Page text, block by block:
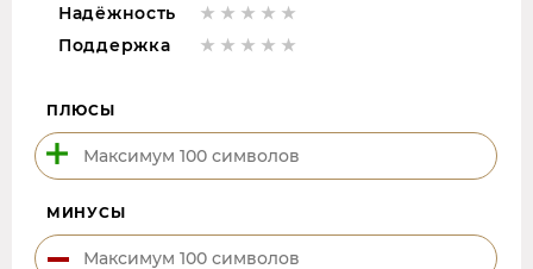
Надёжность
Поддержка
ПЛЮСЫ
МИНУСЫ